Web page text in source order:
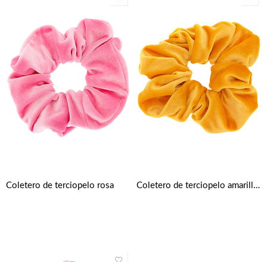
Coletero de terciopelo rosa Coletero de terciopelo amarillo mostaza